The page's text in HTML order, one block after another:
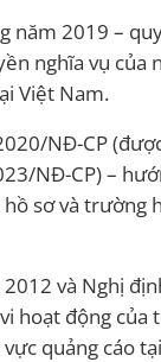
năm 2019 –
nghĩa vụ của
Việt Nam.
NĐ-CP
NĐ-CP) –
sơ và trường
2012 và Nghị
hoạt động của
quảng cáo